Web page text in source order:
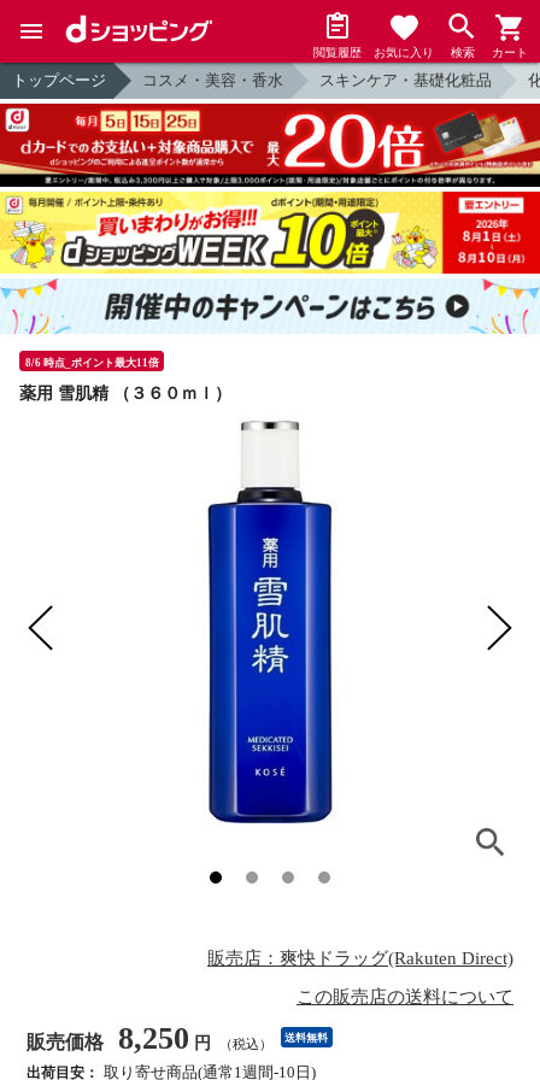
閲覧履歴 お気に入り 検索 カート
トップページ コスメ・美容・香水 スキンケア・基礎化粧品
8/6 時点_ポイント最大11倍
薬用 雪肌精 （３６０ｍｌ）
販売店：爽快ドラッグ(Rakuten Direct)
この販売店の送料について
販売価格 8,250 円 （税込） 送料無料
出荷目安： 取り寄せ商品(通常1週間-10日)